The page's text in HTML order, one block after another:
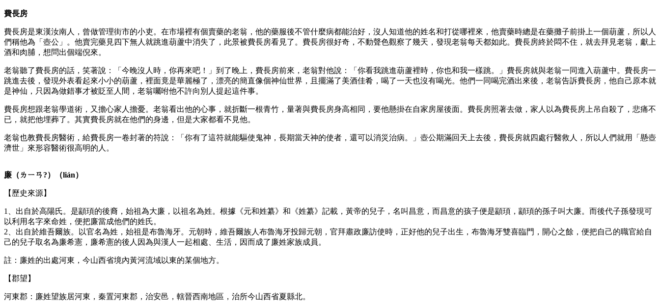
費長房
費長房是東漢汝南人，曾做管理街市的小吏。在市場裡有個賣藥的老翁，他的藥服後不管什麼病都能治好，沒人知道他的姓名和打從哪裡來，他賣藥時總是在藥攤子前掛上一個葫蘆，所以人
們稱他為「壺公」。他賣完藥見四下無人就跳進葫蘆中消失了，此景被費長房看見了。費長房很好奇，不動聲色觀察了幾天，發現老翁每天都如此。費長房終於悶不住，就去拜見老翁，獻上
酒和肉脯，想問出個端倪來。
老翁聽了費長房的話，笑著說：「今晚沒人時，你再來吧！」到了晚上，費長房前來，老翁對他說：「你看我跳進葫蘆裡時，你也和我一樣跳。」費長房就與老翁一同進入葫蘆中。費長房一
跳進去後，發現外表看起來小小的葫蘆，裡面竟是華麗極了，漂亮的簡直像個神仙世界，且擺滿了美酒佳肴，喝了一天也沒有喝光。他們一同喝完酒出來後，老翁告訴費長房，他自己原本就
是神仙，只因為做錯事才被貶至人間，老翁囑咐他不許向別人提起這件事。
費長房想跟老翁學道術，又擔心家人擔憂。老翁看出他的心事，就折斷一根青竹，量著與費長房身高相同，要他懸掛在自家房屋後面。費長房照著去做，家人以為費長房上吊自殺了，悲痛不
已，就把他埋葬了。其實費長房就在他們的身邊，但是大家都看不見他。
老翁也教費長房醫術，給費長房一卷封著的符說：「你有了這符就能驅使鬼神，長期當天神的使者，還可以消災治病。」壺公期滿回天上去後，費長房就四處行醫救人，所以人們就用「懸壺
濟世」來形容醫術很高明的人。
廉（ㄌㄧㄢ?）（lián）
【歷史來源】
1、出自於高陽氏。是顓頊的後裔，始祖為大廉，以祖名為姓。根據《元和姓纂》和《姓纂》記載，黃帝的兒子，名叫昌意，而昌意的孩子便是顓頊，顓頊的孫子叫大廉。而後代子孫發現可
以利用名字來命姓，便把廉當成他們的姓氏。
2、出自於維吾爾族。以官名為姓，始祖是布魯海牙。元朝時，維吾爾族人布魯海牙投歸元朝，官拜肅政廉訪使時，正好他的兒子出生，布魯海牙雙喜臨門，開心之餘，便把自己的職官給自
己的兒子取名為廉希憲，廉希憲的後人因為與漢人一起相處、生活，因而成了廉姓家族成員。
註：廉姓的出處河東，今山西省境內黃河流域以東的某個地方。
【郡望】
河東郡：廉姓望族居河東，秦置河東郡，治安邑，轄晉西南地區，治所今山西省夏縣北。